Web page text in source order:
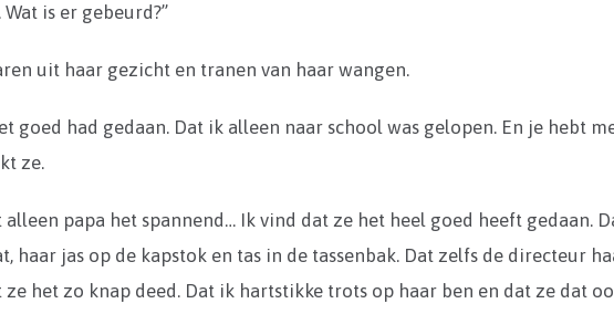
is er gebeurd?”
uit haar gezicht en tranen van haar wangen.
goed had gedaan. Dat ik alleen naar school was gelopen. En je hebt
ze.
papa het spannend… Ik vind dat ze het heel goed heeft gedaan.
haar jas op de kapstok en tas in de tassenbak. Dat zelfs de directeur
ze het zo knap deed. Dat ik hartstikke trots op haar ben en dat ze dat